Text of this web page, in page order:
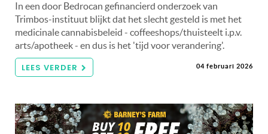
In een door Bedrocan gefinancierd onderzoek van
Trimbos-instituut blijkt dat het slecht gesteld is met het
medicinale cannabisbeleid - coffeeshops/thuisteelt i.p.v.
arts/apotheek - en dus is het 'tijd voor verandering'.
LEES VERDER 04 februari 2026